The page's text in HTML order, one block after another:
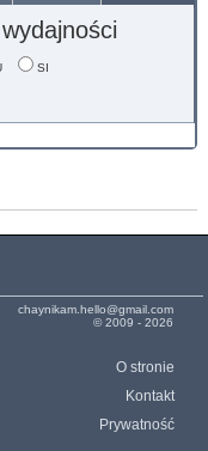
SI
chaynikam.hello@gmail.com
© 2009 - 2026
O stronie
Kontakt
Prywatność